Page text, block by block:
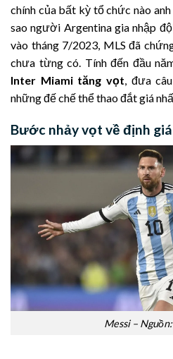
chính của bất kỳ tổ chức nào
sao người Argentina gia nhập
vào tháng 7/2023, MLS đã
chưa từng có. Tính đến đầu
Inter Miami tăng vọt, đưa
những đế chế thể thao đắt giá
Bước nhảy vọt về định
Messi – Nguồn: